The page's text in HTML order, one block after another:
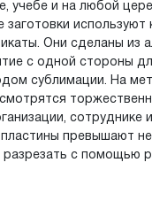
учебе и на любой
заготовки используют
Они сделаны из
с одной стороны
сублимации. На
сотруднике
превышают
разрезать с помощью